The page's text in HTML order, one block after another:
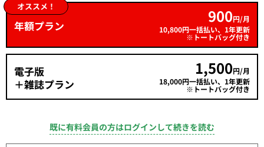
オススメ！
年額プラン 900円/月
10,800円一括払い、1年更新
※トートバッグ付き
電子版
＋雑誌プラン
1,500円/月
18,000円一括払い、1年更新
※トートバッグ付き
既に有料会員の方はログインして続きを読む